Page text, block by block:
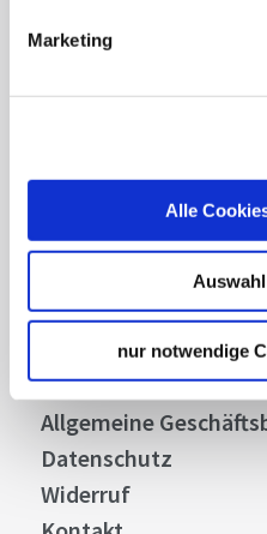
Marketing
Alle
nur notwendige
Stellenangebote
Business
Stuttgart
Bilddatenbank
Allgemeine
Datenschutz
Widerruf